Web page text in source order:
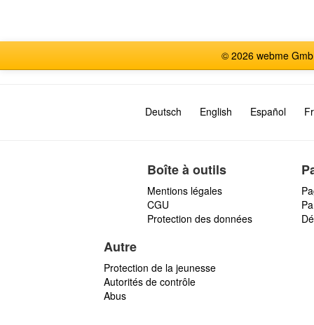
© 2026 webme
Deutsch English Español
Boîte à outils
Mentions légales
CGU
Protection des données
Autre
Protection de la jeunesse
Autorités de contrôle
Abus